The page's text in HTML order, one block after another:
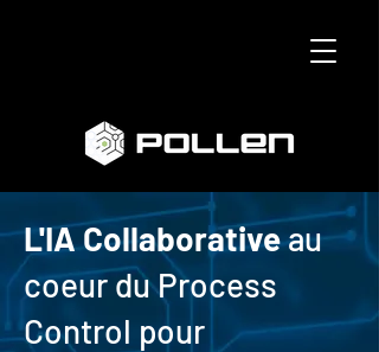
L'IA Collaborativeau
coeur du Process
Control pour